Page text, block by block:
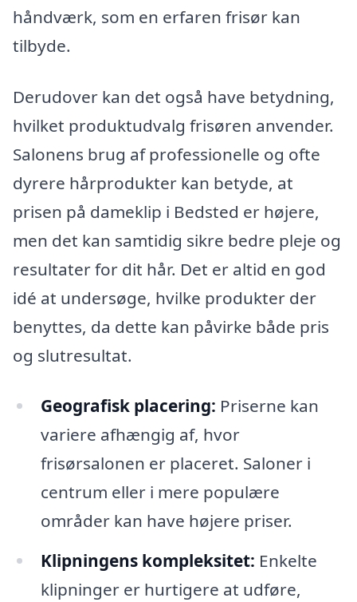
håndværk, som en erfaren frisør kan
tilbyde.
Derudover kan det også have betydning,
hvilket produktudvalg frisøren anvender.
Salonens brug af professionelle og ofte
dyrere hårprodukter kan betyde, at
prisen på dameklip i Bedsted er højere,
men det kan samtidig sikre bedre pleje og
resultater for dit hår. Det er altid en god
idé at undersøge, hvilke produkter der
benyttes, da dette kan påvirke både pris
og slutresultat.
Geografisk placering: Priserne kan
variere afhængig af, hvor
frisørsalonen er placeret. Saloner i
centrum eller i mere populære
områder kan have højere priser.
Klipningens kompleksitet: Enkelte
klipninger er hurtigere at udføre,